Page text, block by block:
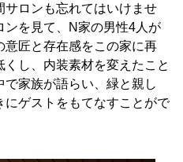
サロンも忘れてはいけませ
ンを見て、N家の男性4人が
匠と存在感をこの家に再
し、内装素材を変えたこと
家族が語らい、緑と親し
ゲストをもてなすことがで